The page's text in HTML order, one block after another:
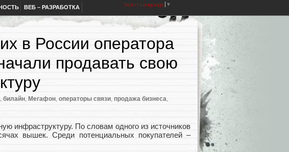
ВЕБ – РАЗРАБОТКА Select Language ▼
в России оператора
продавать свою
, билайн, Мегафон, операторы связи, продажа бизнеса,
инфраструктуру. По словам одного из источников
вышек. Среди потенциальных покупателей –